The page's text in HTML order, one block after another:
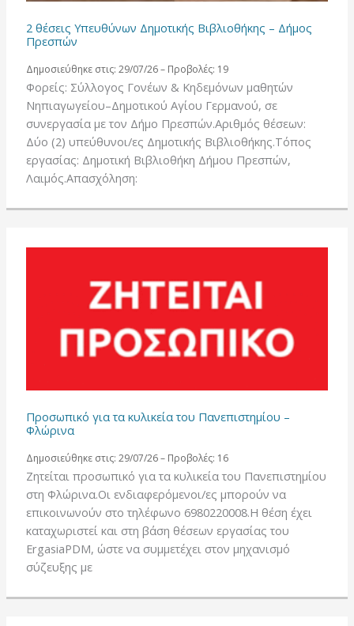
2 θέσεις Υπευθύνων Δημοτικής Βιβλιοθήκης – Δήμος
Πρεσπών
Δημοσιεύθηκε στις: 29/07/26 – Προβολές: 19
Φορείς: Σύλλογος Γονέων & Κηδεμόνων μαθητών
Νηπιαγωγείου–Δημοτικού Αγίου Γερμανού, σε
συνεργασία με τον Δήμο Πρεσπών.Αριθμός θέσεων:
Δύο (2) υπεύθυνοι/ες Δημοτικής Βιβλιοθήκης.Τόπος
εργασίας: Δημοτική Βιβλιοθήκη Δήμου Πρεσπών,
Λαιμός.Απασχόληση:
Προσωπικό για τα κυλικεία του Πανεπιστημίου –
Φλώρινα
Δημοσιεύθηκε στις: 29/07/26 – Προβολές: 16
Ζητείται προσωπικό για τα κυλικεία του Πανεπιστημίου
στη Φλώρινα.Οι ενδιαφερόμενοι/ες μπορούν να
επικοινωνούν στο τηλέφωνο 6980220008.Η θέση έχει
καταχωριστεί και στη βάση θέσεων εργασίας του
ErgasiaPDM, ώστε να συμμετέχει στον μηχανισμό
σύζευξης με